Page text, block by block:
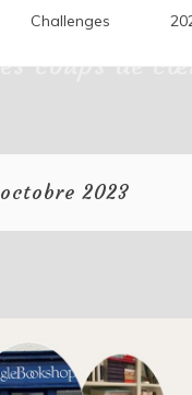
coups de
Challenges
octobre 2023